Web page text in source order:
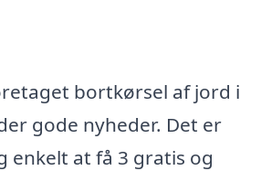
bortkørsel af jord i
gode nyheder. Det er
enkelt at få 3 gratis og